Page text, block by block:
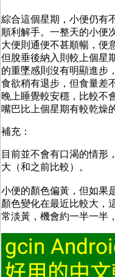
綜合這個星期，小便仍有
順利解手。一整天的小便
大便則通便不甚順暢，便
但脫垂後納入則較上個星
的重墜感則沒有明顯進步
食欲稍有退步，但食量差
晚上睡覺較安穩，比較不
嘴巴比上個星期有較乾燥
補充：
目前並不會有口渴的情形
大（和之前比較）。
小便的顏色偏黃，但如果
顏色變化在最近比較大，
常淡黃，機會約一半一半